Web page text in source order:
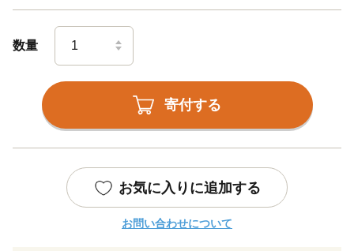
数量
寄付する
お気に入りに追加する
お問い合わせについて